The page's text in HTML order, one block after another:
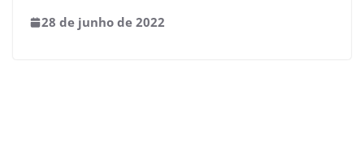
28 de junho de 2022